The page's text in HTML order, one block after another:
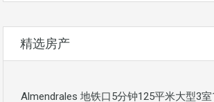
精选房产
Almendrales 地铁口5分钟125平米大型3